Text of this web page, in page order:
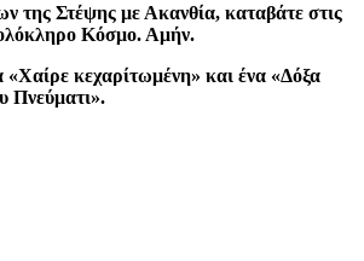
της Στέψης με Ακανθία, καταβάτε στις
Κόσμο. Αμήν.
κεχαρίτωμένη» και ένα «Δόξα
Πνεύματι».